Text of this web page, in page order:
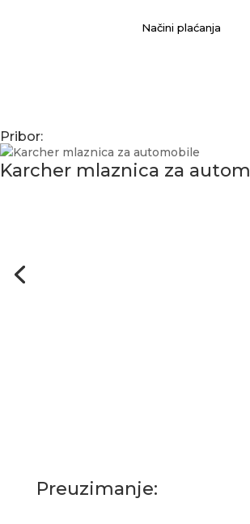
Načini plaćanja
Pribor:
Karcher mlaznica za
Preuzimanje: